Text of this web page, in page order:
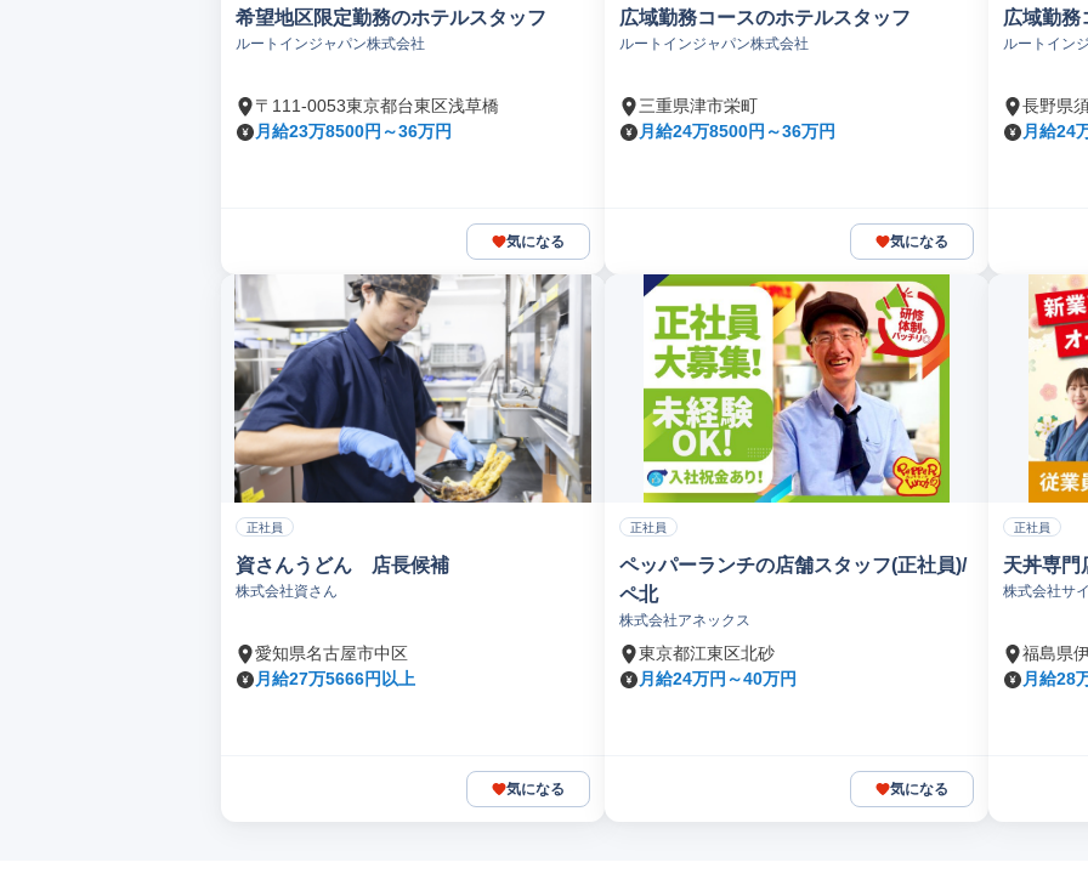
希望地区限定勤務のホテルスタッフ
ルートインジャパン株式会社
〒111-0053東京都台東区浅草橋
月給23万8500円～36万円
気になる
広域勤務コースのホテルスタッフ
ルートインジャパン株式会社
三重県津市栄町
月給24万8500円～36万円
気になる
広域勤務
ルートイン
長野県
月給24
正社員
資さんうどん 店長候補
株式会社資さん
愛知県名古屋市中区
月給27万5666円以上
気になる
正社員
ペッパーランチの店舗スタッフ(正社員)/
ペ北
株式会社アネックス
東京都江東区北砂
月給24万円～40万円
気になる
正社員
天丼専門
株式会社サ
福島県
月給28